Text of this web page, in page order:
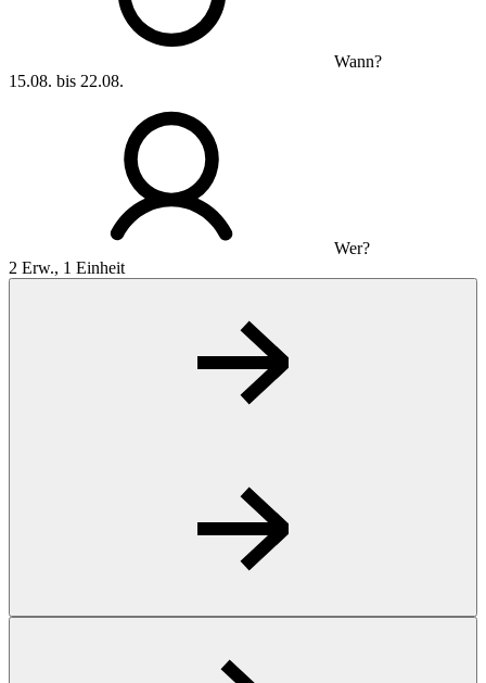
Wann?
15.08. bis 22.08.
Wer?
2 Erw., 1 Einheit